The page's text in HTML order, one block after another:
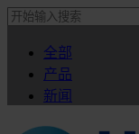
全部
产品
新闻